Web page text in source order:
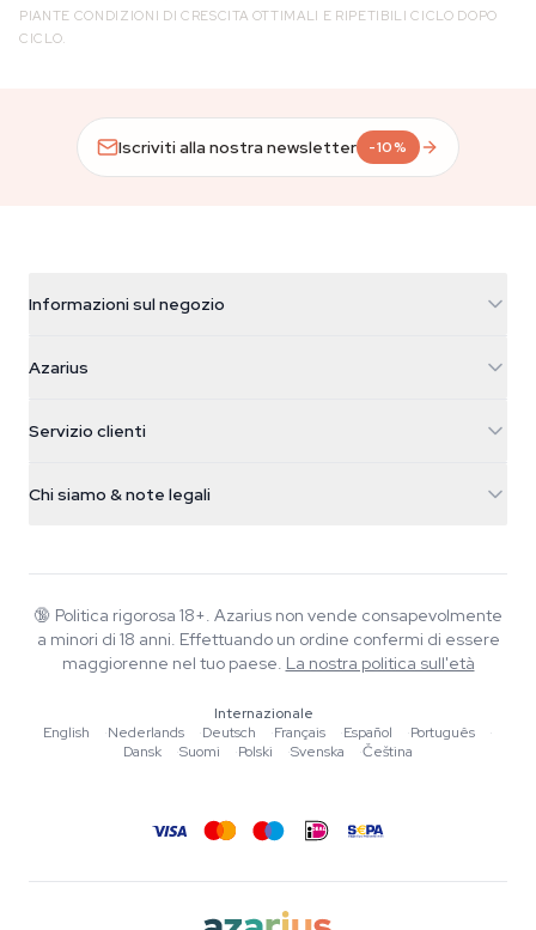
PIANTE CONDIZIONI DI CRESCITA OTTIMALI E RIPETIBILI CICLO DOPO
CICLO.
Iscriviti alla nostra newsletter -10%
Informazioni sul negozio
Galvaniweg 11
Nederland
+31(0)204897914
Azarius
Smokeshop
Servizio clienti
FAQ
Informativa sulla privacy
Chi siamo & note legali
Wiki
Blog
Musica
Linee guida editoriali
Strumenti e Calcolatori
🔞 Politica rigorosa 18+. Azarius non vende consapevolmente
a minori di 18 anni. Effettuando un ordine confermi di essere
maggiorenne nel tuo paese. La nostra politica sull'età
Internazionale
English
·Nederlands ·Deutsch ·Français ·Español ·Português
·
Dansk
·Suomi ·Polski ·Svenska ·Čeština